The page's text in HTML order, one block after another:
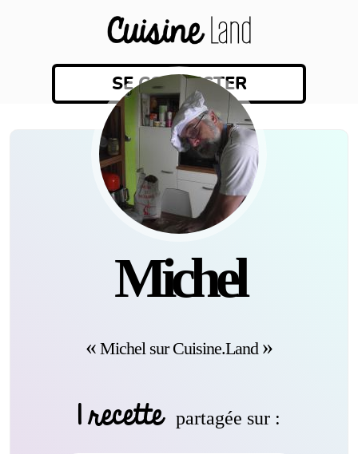
SE CONNECTER
Michel
Michel sur Cuisine.Land
1 recette partagée sur :